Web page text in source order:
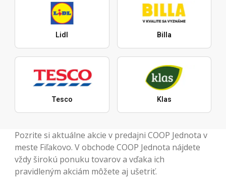
Lidl Billa
Tesco Klas
Pozrite si aktuálne akcie v predajni COOP Jednota v
meste Fiľakovo. V obchode COOP Jednota nájdete
vždy širokú ponuku tovarov a vďaka ich
pravidleným akciám môžete aj ušetriť.